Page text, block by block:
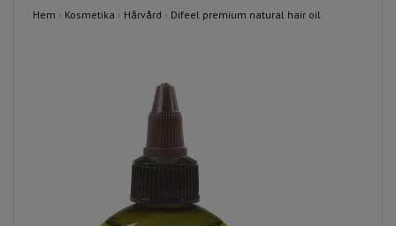
Hem › Kosmetika › Hårvård › Difeel premium natural hair oil